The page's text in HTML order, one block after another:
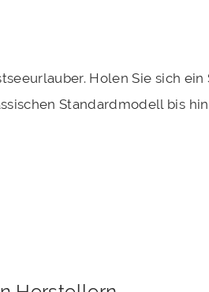
Holen Sie sich ein
Standardmodell bis